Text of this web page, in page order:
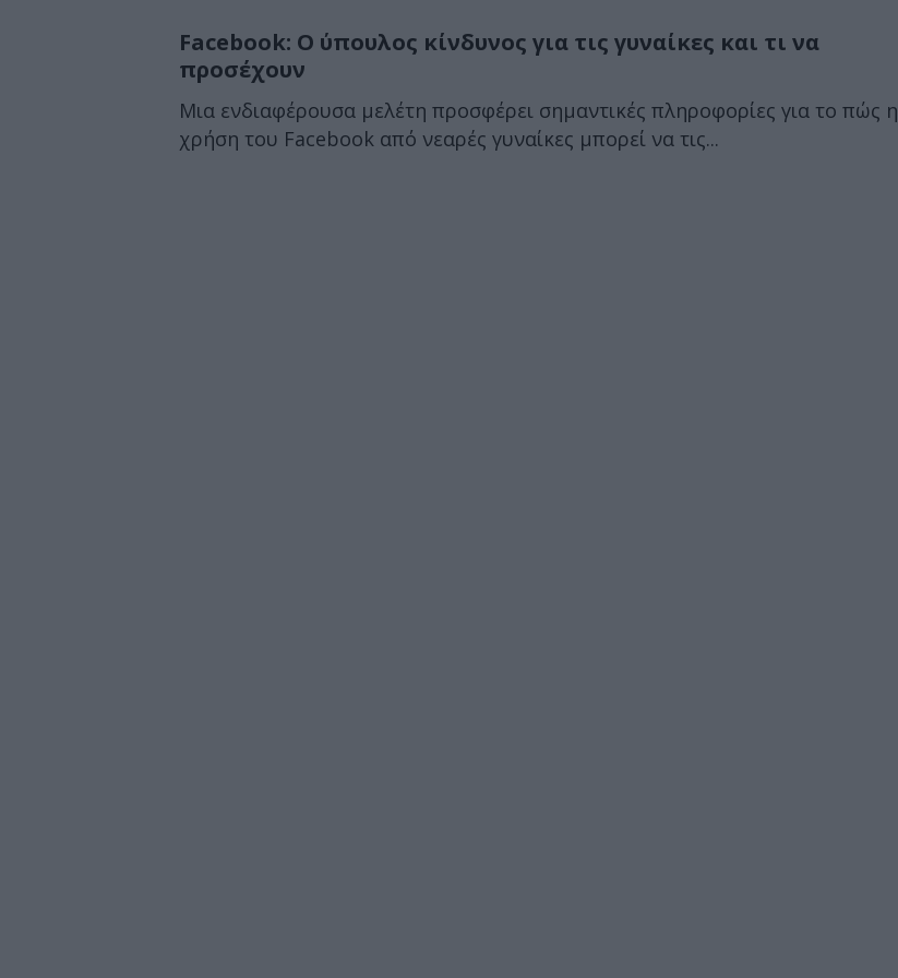
Facebook: Ο ύπουλος κίνδυνος για τις γυναίκες και τι να
προσέχουν
Μια ενδιαφέρουσα μελέτη προσφέρει σημαντικές πληροφορίες για το πώς η
χρήση του Facebook από νεαρές γυναίκες μπορεί να τις...